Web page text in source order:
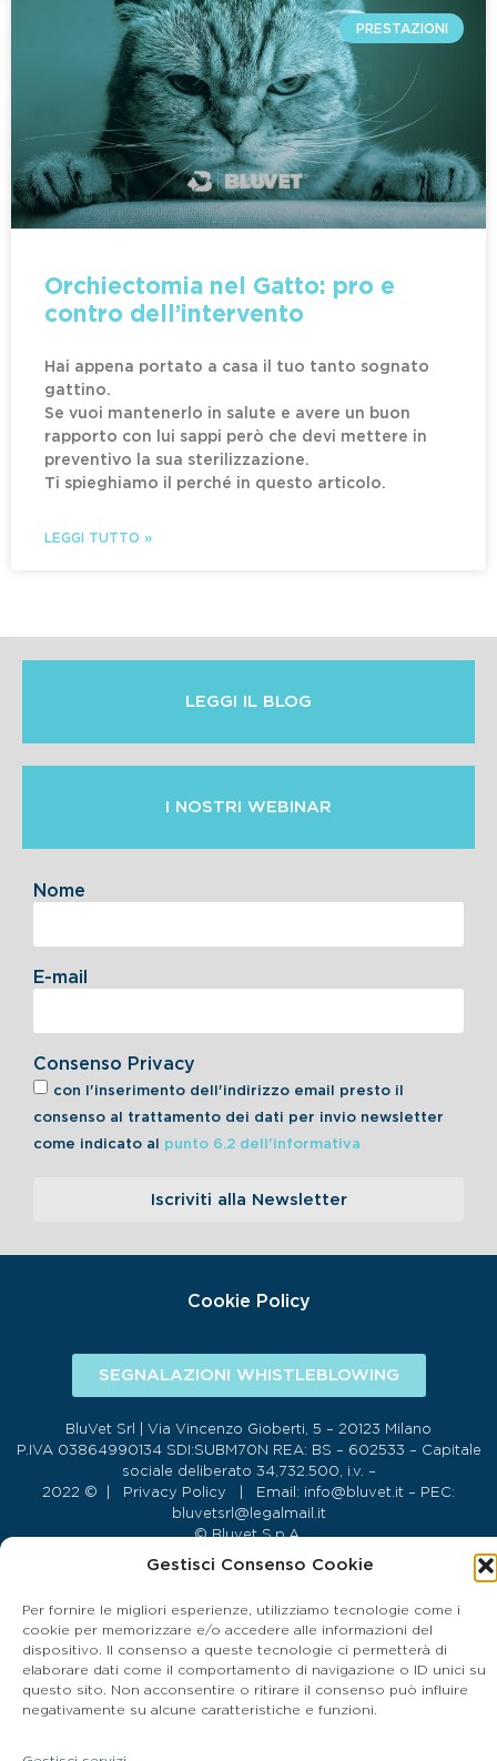
Gestisci Consenso Cookie
Per fornire le migliori esperienze, utilizziamo tecnologie come i
cookie per memorizzare e/o accedere alle informazioni del
dispositivo. Il consenso a queste tecnologie ci permetterà di
elaborare dati come il comportamento di navigazione o ID unici su
questo sito. Non acconsentire o ritirare il consenso può influire
negativamente su alcune caratteristiche e funzioni.
PRESTAZIONI
Orchiectomia nel Gatto: pro e
contro dell’intervento
Hai appena portato a casa il tuo tanto sognato
gattino.
Se vuoi mantenerlo in salute e avere un buon
rapporto con lui sappi però che devi mettere in
preventivo la sua sterilizzazione.
Ti spieghiamo il perché in questo articolo.
LEGGI TUTTO »
LEGGI IL BLOG
I NOSTRI WEBINAR
Consenso Privacy
con l'inserimento dell'indirizzo email presto il
consenso al trattamento dei dati per invio newsletter
come indicato al punto 6.2 dell'informativa
Nome
E-mail
Iscriviti alla Newsletter
Cookie Policy
SEGNALAZIONI WHISTLEBLOWING
BluVet Srl | Via Vincenzo Gioberti, 5 – 20123 Milano
P.IVA 03864990134 SDI:SUBM70N REA: BS – 602533 – Capitale
sociale deliberato 34,732.500, i.v. –
2022 © |
Privacy Policy | Email: info@bluvet.it – PEC:
bluvetsrl@legalmail.it
© Bluvet S.p.A.